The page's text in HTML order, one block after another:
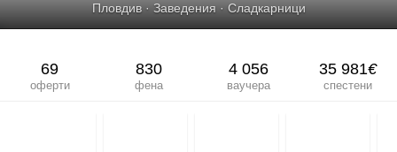
Пловдив· Заведения· Сладкарници
69
оферти
830
фена
4 056
ваучера
35 981€
спестени